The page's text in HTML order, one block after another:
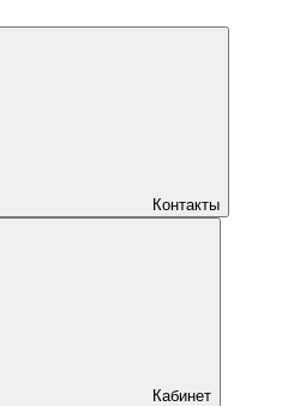
Контакты
Кабинет